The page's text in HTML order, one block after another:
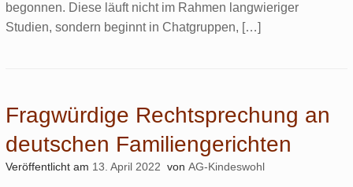
begonnen. Diese läuft nicht im Rahmen langwieriger
Studien, sondern beginnt in Chatgruppen, […]
Fragwürdige Rechtsprechung an
deutschen Familiengerichten
Veröffentlicht am 13. April 2022 von AG-Kindeswohl